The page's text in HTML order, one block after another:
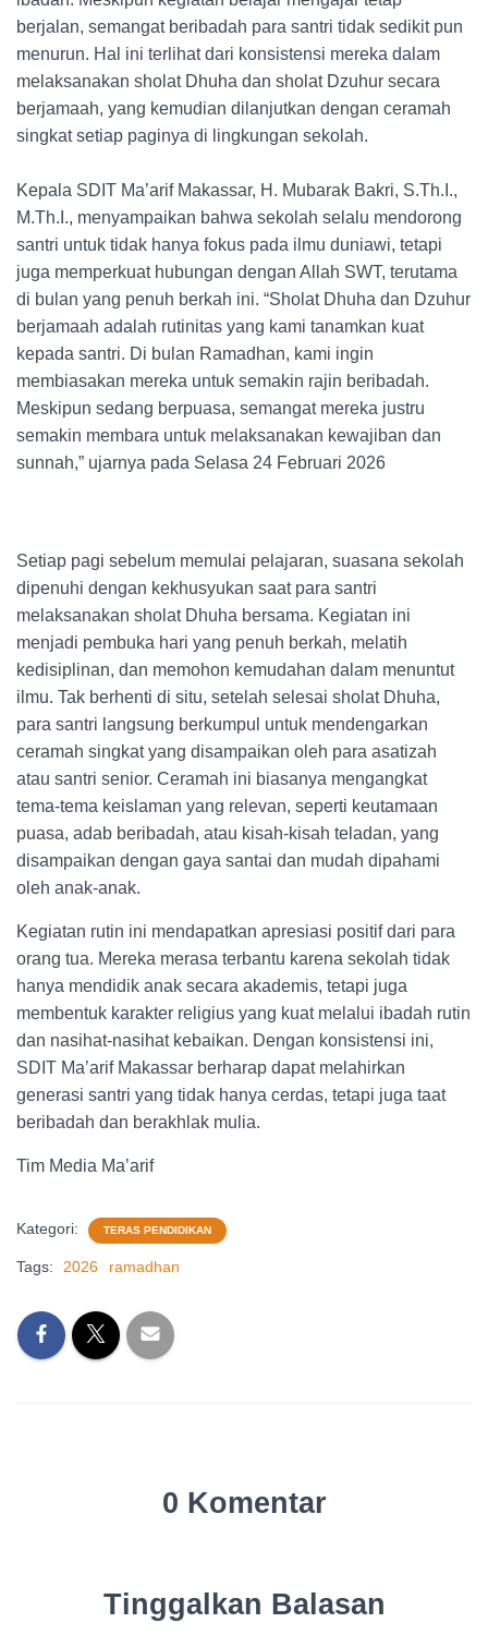
berjalan, semangat beribadah para santri tidak sedikit pun
menurun. Hal ini terlihat dari konsistensi mereka dalam
melaksanakan sholat Dhuha dan sholat Dzuhur secara
berjamaah, yang kemudian dilanjutkan dengan ceramah
singkat setiap paginya di lingkungan sekolah.
Kepala SDIT Ma’arif Makassar, H. Mubarak Bakri, S.Th.I.,
M.Th.I., menyampaikan bahwa sekolah selalu mendorong
santri untuk tidak hanya fokus pada ilmu duniawi, tetapi
juga memperkuat hubungan dengan Allah SWT, terutama
di bulan yang penuh berkah ini. “Sholat Dhuha dan Dzuhur
berjamaah adalah rutinitas yang kami tanamkan kuat
kepada santri. Di bulan Ramadhan, kami ingin
membiasakan mereka untuk semakin rajin beribadah.
Meskipun sedang berpuasa, semangat mereka justru
semakin membara untuk melaksanakan kewajiban dan
sunnah,” ujarnya pada Selasa 24 Februari 2026
Setiap pagi sebelum memulai pelajaran, suasana sekolah
dipenuhi dengan kekhusyukan saat para santri
melaksanakan sholat Dhuha bersama. Kegiatan ini
menjadi pembuka hari yang penuh berkah, melatih
kedisiplinan, dan memohon kemudahan dalam menuntut
ilmu. Tak berhenti di situ, setelah selesai sholat Dhuha,
para santri langsung berkumpul untuk mendengarkan
ceramah singkat yang disampaikan oleh para asatizah
atau santri senior. Ceramah ini biasanya mengangkat
tema-tema keislaman yang relevan, seperti keutamaan
puasa, adab beribadah, atau kisah-kisah teladan, yang
disampaikan dengan gaya santai dan mudah dipahami
oleh anak-anak.
Kegiatan rutin ini mendapatkan apresiasi positif dari para
orang tua. Mereka merasa terbantu karena sekolah tidak
hanya mendidik anak secara akademis, tetapi juga
membentuk karakter religius yang kuat melalui ibadah rutin
dan nasihat-nasihat kebaikan. Dengan konsistensi ini,
SDIT Ma’arif Makassar berharap dapat melahirkan
generasi santri yang tidak hanya cerdas, tetapi juga taat
beribadah dan berakhlak mulia.
Tim Media Ma’arif
Kategori: TERAS PENDIDIKAN
Tags: 2026 ramadhan
0 Komentar
Tinggalkan Balasan